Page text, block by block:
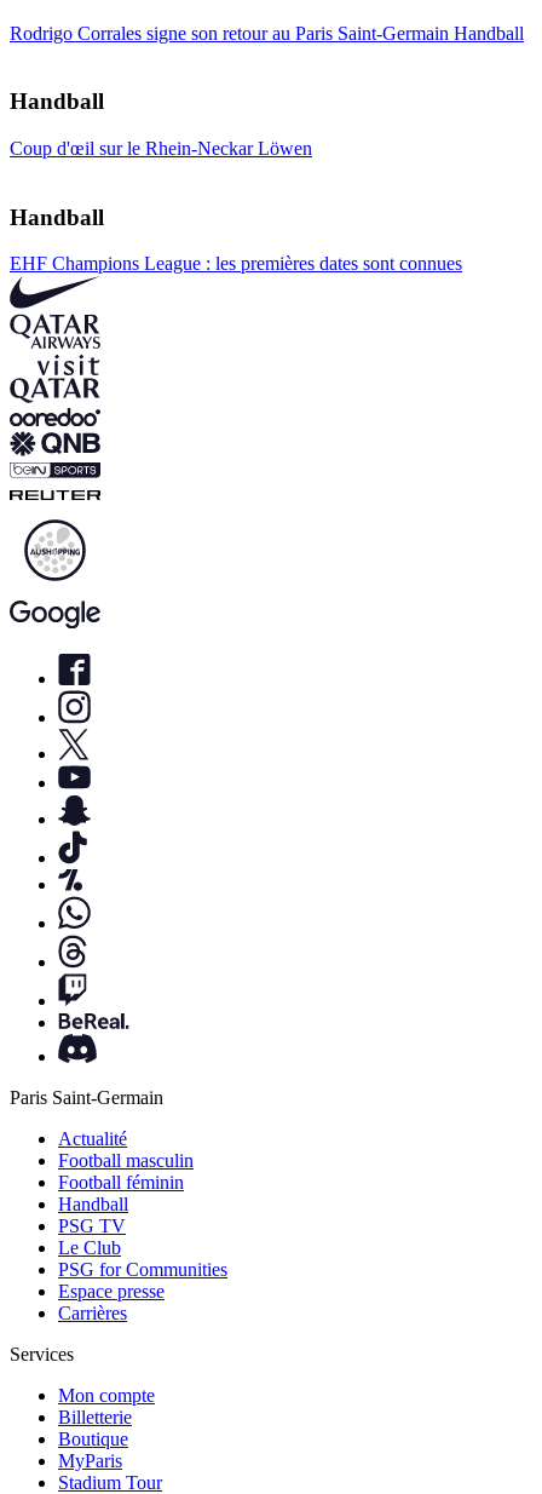
Rodrigo Corrales signe son retour au Paris Saint-Germain Handball
Handball
Coup d'œil sur le Rhein-Neckar Löwen
Handball
EHF Champions League : les premières dates sont connues
Paris Saint-Germain
Actualité
Football masculin
Football féminin
Handball
PSG TV
Le Club
PSG for Communities
Espace presse
Carrières
Services
Mon compte
Billetterie
Boutique
MyParis
Stadium Tour